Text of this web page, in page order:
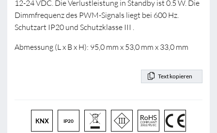
12-24 VDC. Die Verlustleistung in Standby ist 0.5 W. Die
Dimmfrequenz des PWM-Signals liegt bei 600 Hz.
Schutzart IP20 und Schutzklasse III .
Abmessung (L x B x H): 95,0 mm x 53,0 mm x 33,0 mm
Text kopieren
KNX IP20